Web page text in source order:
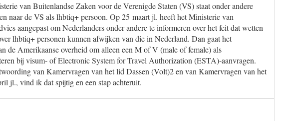
van Buitenlandse Zaken voor de Verenigde Staten (VS) staat onder andere
naar de VS als lhbtiq+ persoon. Op 25 maart jl. heeft het Ministerie van
aangepast om Nederlanders onder andere te informeren over het feit dat wetten
lhbtiq+ personen kunnen afwijken van die in Nederland. Dan gaat het
de Amerikaanse overheid om alleen een M of V (male of female) als
bij visum- of Electronic System for Travel Authorization (ESTA)-aanvragen.
van Kamervragen van het lid Dassen (Volt)2 en van Kamervragen van het
jl., vind ik dat spijtig en een stap achteruit.